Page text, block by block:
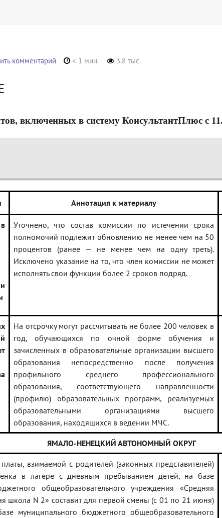
комментарий < 1 мин. 3.8 тыс.
включенных в систему КонсультантПлюс с
Аннотация к материалу
Уточнено, что состав комиссии по истечении срока
полномочий подлежит обновлению не менее чем на 50
процентов (ранее — не менее чем на одну треть).
Исключено указание на то, что член комиссии не может
исполнять свои функции более 2 сроков подряд.
На отсрочку могут рассчитывать не более 200 человек в
год, обучающихся по очной форме обучения и
зачисленных в образовательные организации высшего
образования непосредственно после получения
профильного среднего профессионального
образования, соответствующего направленности
(профилю) образовательных программ, реализуемых
образовательными организациями высшего
образования, находящихся в ведении МЧС.
ЯМАЛО-НЕНЕЦКИЙ АВТОНОМНЫЙ ОКРУГ
взимаемой с родителей (законных представителей)
в лагере с дневным пребыванием детей, на базе
общеобразовательного учреждения «Средняя
школа N 2» составит для первой смены (с 01 по 21 июня)
муниципального бюджетного общеобразовательного